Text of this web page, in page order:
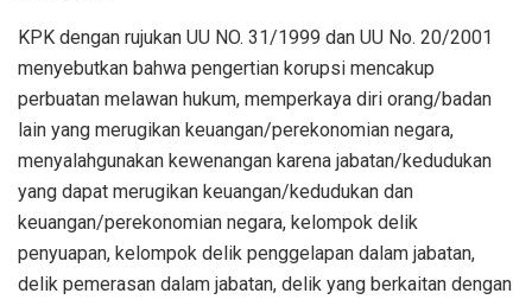
KPK dengan rujukan UU NO. 31/1999 dan UU No. 20/2001
menyebutkan bahwa pengertian korupsi mencakup
perbuatan melawan hukum, memperkaya diri orang/badan
lain yang merugikan keuangan/perekonomian negara,
menyalahgunakan kewenangan karena jabatan/kedudukan
yang dapat merugikan keuangan/kedudukan dan
keuangan/perekonomian negara, kelompok delik
penyuapan, kelompok delik penggelapan dalam jabatan,
delik pemerasan dalam jabatan, delik yang berkaitan dengan